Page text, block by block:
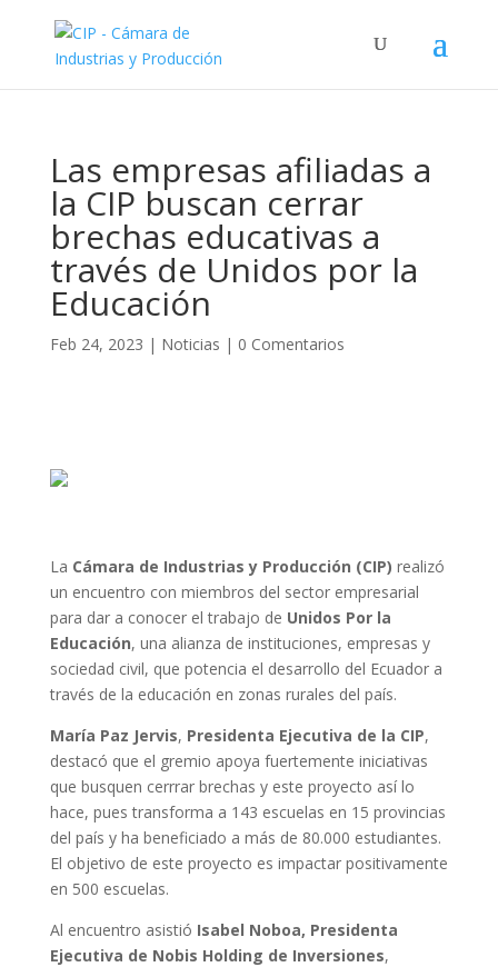
Las empresas afiliadas a
la CIP buscan cerrar
brechas educativas a
través de Unidos por la
Educación
Feb 24, 2023 | Noticias | 0 Comentarios
La Cámara de Industrias y Producción (CIP) realizó
un encuentro con miembros del sector empresarial
para dar a conocer el trabajo de Unidos Por la
Educación, una alianza de instituciones, empresas y
sociedad civil, que potencia el desarrollo del Ecuador a
través de la educación en zonas rurales del país.
María Paz Jervis, Presidenta Ejecutiva de la CIP,
destacó que el gremio apoya fuertemente iniciativas
que busquen cerrrar brechas y este proyecto así lo
hace, pues transforma a 143 escuelas en 15 provincias
del país y ha beneficiado a más de 80.000 estudiantes.
El objetivo de este proyecto es impactar positivamente
en 500 escuelas.
Al encuentro asistió Isabel Noboa, Presidenta
Ejecutiva de Nobis Holding de Inversiones,